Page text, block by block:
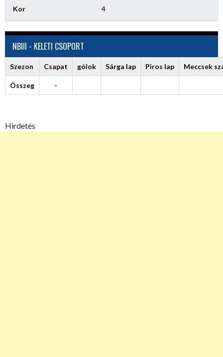
Kor 4
NBIII - KELETI CSOPORT
Szezon Csapat gólok Sárga lap Piros lap Meccsek
Összeg -
Hirdetés